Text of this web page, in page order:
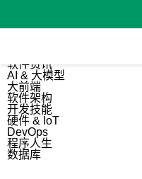
软件资讯
AI & 大模型
大前端
软件架构
开发技能
硬件 & IoT
DevOps
程序人生
数据库